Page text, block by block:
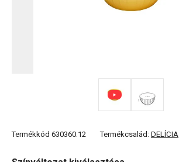
Termékkód 630360.12 Termékcsalád: DELÍCIA